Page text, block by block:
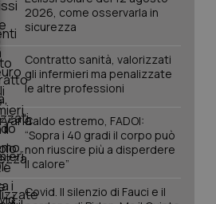
2026, come osservarla in
sicurezza
Contratto sanità, valorizzati
gli infermieri ma penalizzate
le altre professioni
Caldo estremo, FADOI:
“Sopra i 40 gradi il corpo può
non riuscire più a disperdere
il calore”
Covid. Il silenzio di Fauci e il